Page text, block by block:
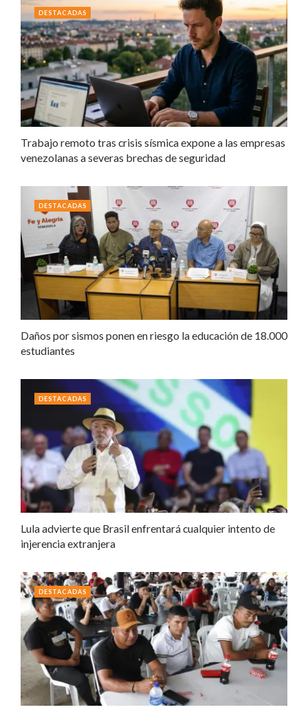
Trabajo remoto tras crisis sísmica expone a las empresas
venezolanas a severas brechas de seguridad
DESTACADAS
Daños por sismos ponen en riesgo la educación de 18.000
estudiantes
DESTACADAS
Lula advierte que Brasil enfrentará cualquier intento de
injerencia extranjera
DESTACADAS
DESTACADAS